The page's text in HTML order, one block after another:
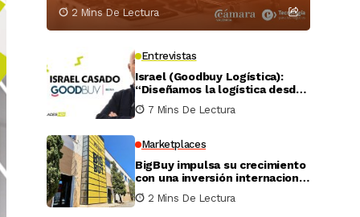
2 Mins De Lectura
Entrevistas
Israel (Goodbuy Logística):
“Diseñamos la logística desde
el lado real del vendedor
online”
7 Mins De Lectura
Marketplaces
BigBuy impulsa su crecimiento
con una inversión internacional
de 4 millones
2 Mins De Lectura